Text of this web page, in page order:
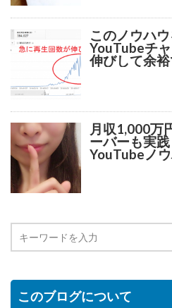
このノウハウ
YouTubeチ
伸びして余
月収1,000万
ーバーも実
YouTubeノ
このブログについて